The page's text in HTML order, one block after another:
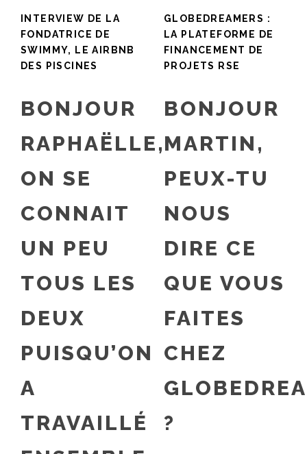
INTERVIEW DE LA
FONDATRICE DE
SWIMMY, LE AIRBNB
DES PISCINES
BONJOUR
RAPHAËLLE,
ON SE
CONNAIT
UN PEU
TOUS LES
DEUX
PUISQU’ON
A
TRAVAILLÉ
GLOBEDREAMERS :
LA PLATEFORME DE
FINANCEMENT DE
PROJETS RSE
BONJOUR
MARTIN,
PEUX-TU
NOUS
DIRE CE
QUE VOUS
FAITES
CHEZ
?